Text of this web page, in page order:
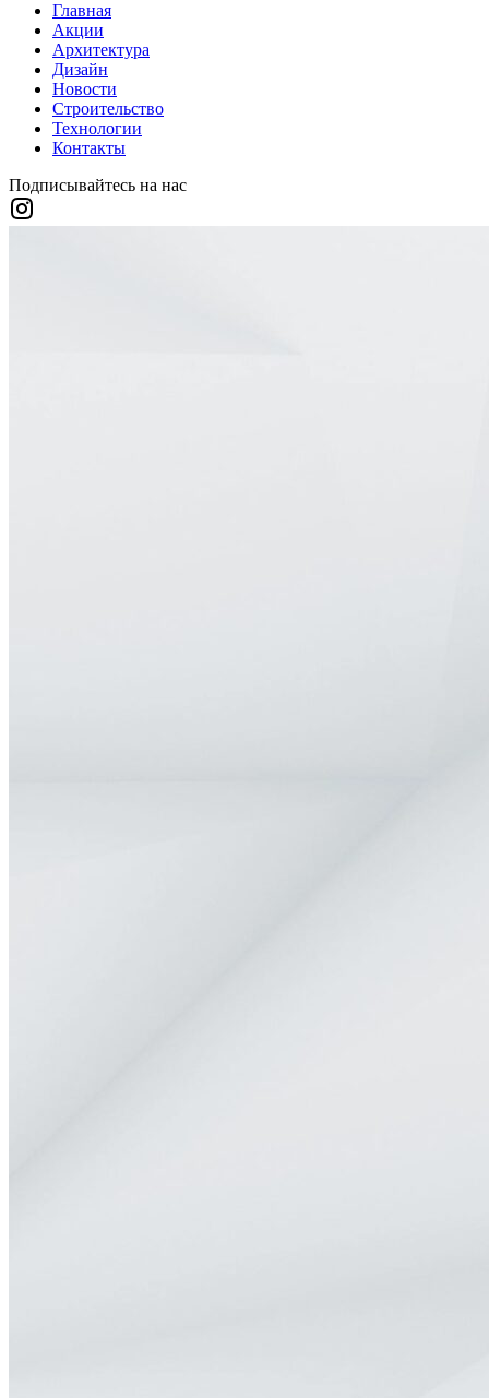
Главная
Акции
Архитектура
Дизайн
Новости
Строительство
Технологии
Контакты
Подписывайтесь на нас